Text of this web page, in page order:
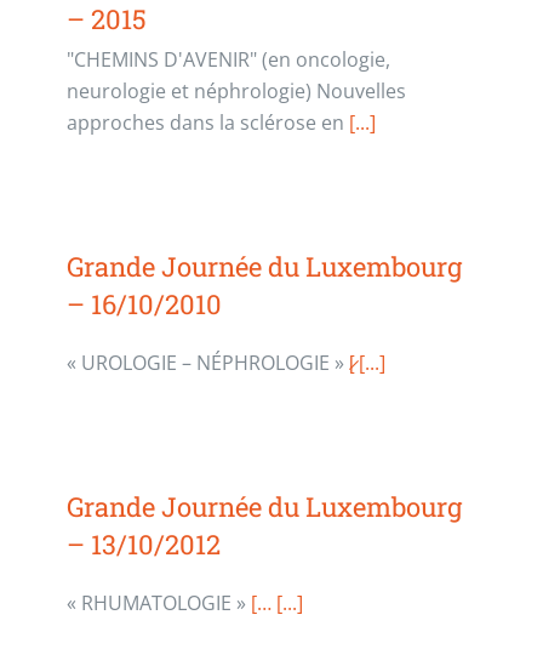
– 2015
"CHEMINS D'AVENIR" (en oncologie,
neurologie et néphrologie) Nouvelles
approches dans la sclérose en [...]
Grande Journée du Luxembourg
– 16/10/2010
« UROLOGIE – NÉPHROLOGIE »[̷[...]
Grande Journée du Luxembourg
– 13/10/2012
« RHUMATOLOGIE » [… [...]